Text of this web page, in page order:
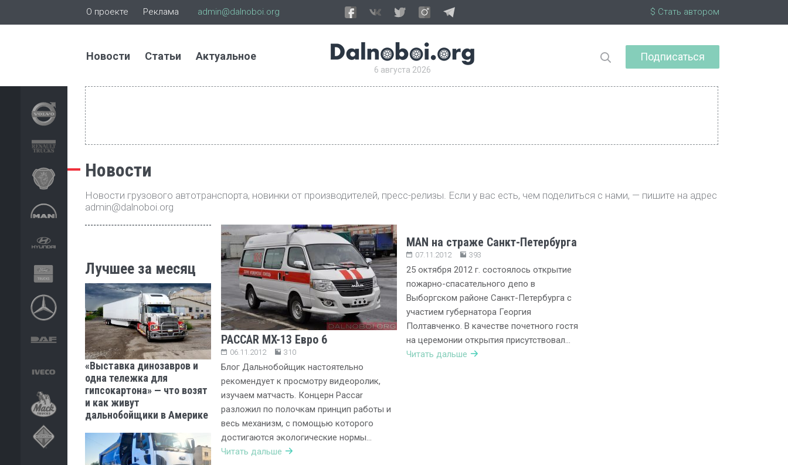
О проекте Реклама admin@dalnoboi.org $ Стать автором
Новости Статьи Актуальное
6 августа 2026
Подписаться
Новости
Новости грузового автотранспорта, новинки от производителей, пресс-релизы. Если у вас есть, чем поделиться с нами, — пишите на адрес
admin@dalnoboi.org
Лучшее за месяц
«Выставка динозавров и
одна тележка для
гипсокартона» — что возят
и как живут
дальнобойщики в Америке
PACCAR MX-13 Евро 6
06.11.2012 310
Блог Дальнобойщик настоятельно
рекомендует к просмотру видеоролик,
изучаем матчасть. Концерн Paccar
разложил по полочкам принцип работы и
весь механизм, с помощью которого
достигаются экологические нормы…
Читать дальше
MAN на страже Санкт-Петербурга
07.11.2012 393
25 октября 2012 г. состоялось открытие
пожарно-спасательного депо в
Выборгском районе Санкт-Петербурга с
участием губернатора Георгия
Полтавченко. В качестве почетного гостя
на церемонии открытия присутствовал…
Читать дальше